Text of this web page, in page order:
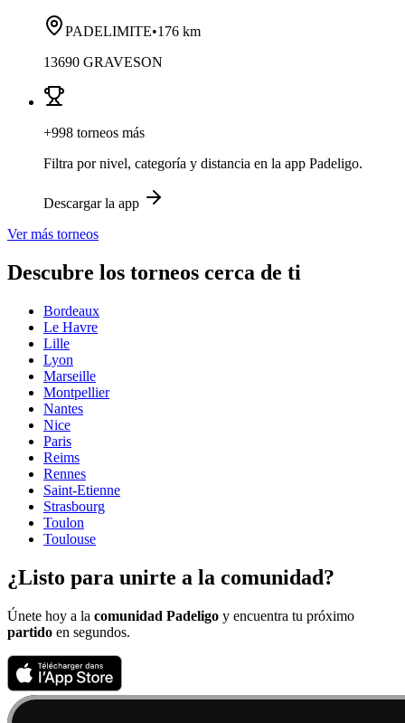
PADELIMITE•176 km
13690 GRAVESON
+998 torneos más
Filtra por nivel, categoría y distancia en la app Padeligo.
Descargar la app
Ver más torneos
Descubre los torneos cerca de ti
Bordeaux
Le Havre
Lille
Lyon
Marseille
Montpellier
Nantes
Nice
Paris
Reims
Rennes
Saint-Etienne
Strasbourg
Toulon
Toulouse
¿Listo para unirte a la comunidad?
Únete hoy a la comunidad Padeligo y encuentra tu próximo
partido en segundos.